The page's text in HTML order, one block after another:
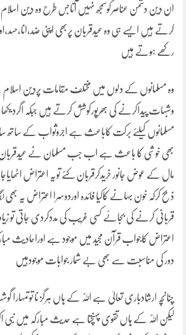
ان دین دشمن عناصرکوسمجھ نہیں آتاجس طرح وہ دین
کرتے ہیں ایسے ہی وہ عیدقربان پربھی اپنی
رکھے ہوتے ہیں
وہ مسلمانوں کے دلوں میں مختلف مقامات پردین
وشبہات پیداکرنے کی بھرپورکوشش کرتے ہیں جبکہ
مسلمانوں کیلئے برکت کاباعث ہے اجروثواب کے ساتھ
بھی خوشی کا باعث ہے اب جب مسلمان نے عیدقربان
مال کے عوض جانور خریدکرقربان کئے تویہ اعتراض
ذبح کرکہ خون بہانے کاکیا فائدہ اوردوسرا اعتراض یہ بھی
قربانی کرنے کی بجائے کسی غریب کی مددکردی جاتی تو زیادہ
اعتراض کاجواب قرآن مجید میں موجود ہے اوراحادیث
دور کی مناسبت سے بھی بے شمار جوابات موجودہیں
چنانچہ ارشادباری تعالیٰ ہے اللّٰہ کے ہاں ہرگز نا توتمہارا
لیکن اللّٰہ کے ہاں تقوی پہنچتا ہے حدیث مبارکہ میں